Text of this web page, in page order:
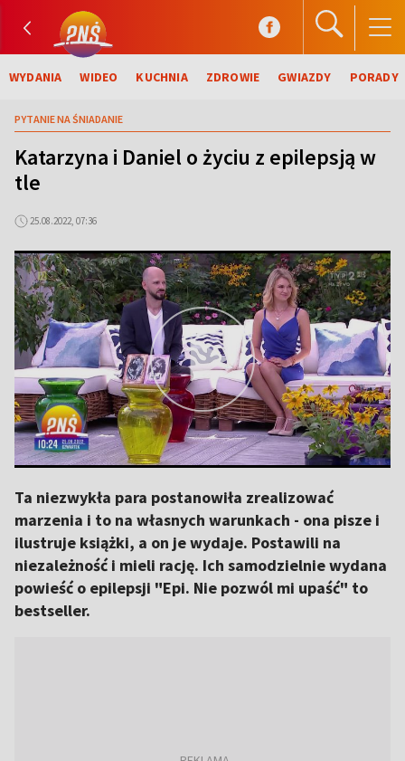
WYDANIA WIDEO KUCHNIA ZDROWIE GWIAZDY PORADY
PYTANIE NA ŚNIADANIE
Katarzyna i Daniel o życiu z epilepsją w
tle
25.08.2022, 07:36
Ta niezwykła para postanowiła zrealizować
marzenia i to na własnych warunkach - ona pisze i
ilustruje książki, a on je wydaje. Postawili na
niezależność i mieli rację. Ich samodzielnie wydana
powieść o epilepsji "Epi. Nie pozwól mi upaść" to
bestseller.